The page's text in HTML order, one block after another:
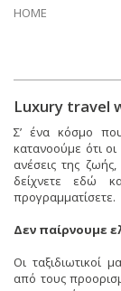
HOME
Luxury travel
Σ’ ένα κόσμο
κατανοούμε ότι οι
ανέσεις της
δείχνετε εδώ
προγραμματίσετε.
Δεν παίρνουμε
Οι ταξιδιωτικοί
από τους